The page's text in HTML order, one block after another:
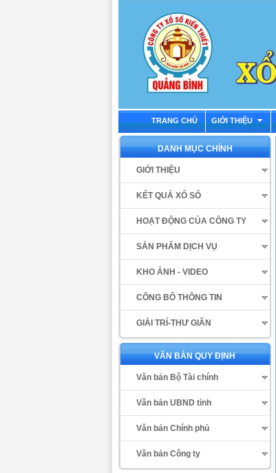
TRANG CHỦ GIỚI THIỆU
DANH MỤC CHÍNH
GIỚI THIỆU
KẾT QUẢ XỔ SỐ
HOẠT ĐỘNG CỦA CÔNG TY
SẢN PHẨM DỊCH VỤ
KHO ẢNH - VIDEO
CÔNG BỐ THÔNG TIN
GIẢI TRÍ-THƯ GIÃN
VĂN BẢN QUY ĐỊNH
Văn bản Bộ Tài chính
Văn bản UBND tỉnh
Văn bản Chính phủ
Văn bản Công ty